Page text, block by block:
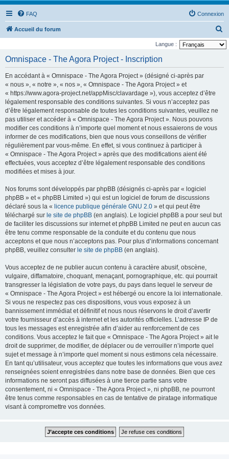
FAQ Connexion
Accueil du forum
e
Langue :
Omnispace - The Agora Project - Inscription
En accédant à « Omnispace - The Agora Project » (désigné ci-après par
« nous », « notre », « nos », « Omnispace - The Agora Project » et
« https://www.agora-project.net/appMisc/clavardage »), vous acceptez d’être
légalement responsable des conditions suivantes. Si vous n’acceptez pas
d’être légalement responsable de toutes les conditions suivantes, veuillez ne
pas utiliser et accéder à « Omnispace - The Agora Project ». Nous pouvons
modifier ces conditions à n’importe quel moment et nous essaierons de vous
informer de ces modifications, bien que nous vous conseillons de vérifier
régulièrement par vous-même. En effet, si vous continuez à participer à
« Omnispace - The Agora Project » après que des modifications aient été
effectuées, vous acceptez d’être légalement responsable des conditions
modifiées et mises à jour.
Nos forums sont développés par phpBB (désignés ci-après par « logiciel
phpBB » et « phpBB Limited ») qui est un logiciel de forum de discussions
déclaré sous la « licence publique générale GNU 2.0 » et qui peut être
téléchargé sur le site de phpBB (en anglais). Le logiciel phpBB a pour seul but
de faciliter les discussions sur internet et phpBB Limited ne peut en aucun cas
être tenu comme responsable de la conduite et du contenu que nous
acceptons et que nous n’acceptons pas. Pour plus d’informations concernant
phpBB, veuillez consulter le site de phpBB (en anglais).
Vous acceptez de ne publier aucun contenu à caractère abusif, obscène,
vulgaire, diffamatoire, choquant, menaçant, pornographique, etc. qui pourrait
transgresser la législation de votre pays, du pays dans lequel le serveur de
« Omnispace - The Agora Project » est hébergé ou encore la loi internationale.
Si vous ne respectez pas ces dispositions, vous vous exposez à un
bannissement immédiat et définitif et nous nous réservons le droit d’avertir
votre fournisseur d’accès à internet et les autorités officielles. L’adresse IP de
tous les messages est enregistrée afin d’aider au renforcement de ces
conditions. Vous acceptez le fait que « Omnispace - The Agora Project » ait le
droit de supprimer, de modifier, de déplacer ou de verrouiller n’importe quel
sujet et message à n’importe quel moment si nous estimons cela nécessaire.
En tant qu’utilisateur, vous acceptez que toutes les informations que vous avez
renseignées soient enregistrées dans notre base de données. Bien que ces
informations ne seront pas diffusées à une tierce partie sans votre
consentement, ni « Omnispace - The Agora Project », ni phpBB, ne pourront
être tenus comme responsables en cas de tentative de piratage informatique
visant à compromettre vos données.